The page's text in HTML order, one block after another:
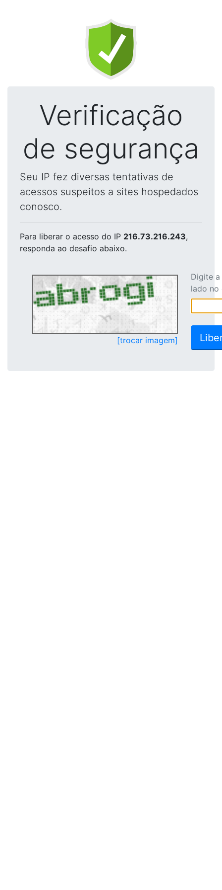
Verificação
de segurança
Seu IP fez diversas tentativas de
acessos suspeitos a sites hospedados
conosco.
Para liberar o acesso do IP 216.73.216.243,
responda ao desafio abaixo.
[trocar imagem]
Digite
lado no